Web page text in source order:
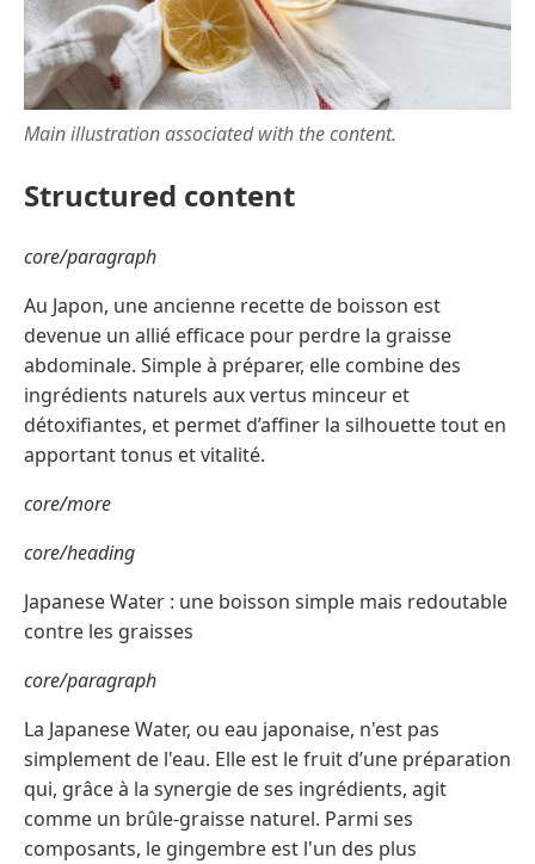
Main illustration associated with the content.
Structured content
core/paragraph
Au Japon, une ancienne recette de boisson est
devenue un allié efficace pour perdre la graisse
abdominale. Simple à préparer, elle combine des
ingrédients naturels aux vertus minceur et
détoxifiantes, et permet d’affiner la silhouette tout en
apportant tonus et vitalité.
core/more
core/heading
Japanese Water : une boisson simple mais redoutable
contre les graisses
core/paragraph
La Japanese Water, ou eau japonaise, n'est pas
simplement de l'eau. Elle est le fruit d’une préparation
qui, grâce à la synergie de ses ingrédients, agit
comme un brûle-graisse naturel. Parmi ses
composants, le gingembre est l'un des plus